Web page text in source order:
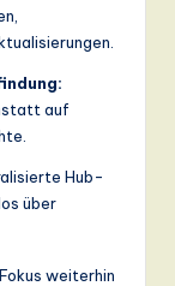
auf
Hub-
über
weiterhin